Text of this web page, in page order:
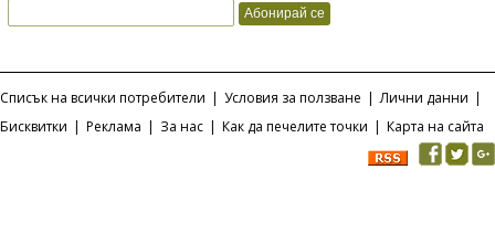
Списък на всички потребители | Условия за ползване | Лични данни |
Бисквитки | Реклама | За нас | Как да печелите точки | Карта на сайта